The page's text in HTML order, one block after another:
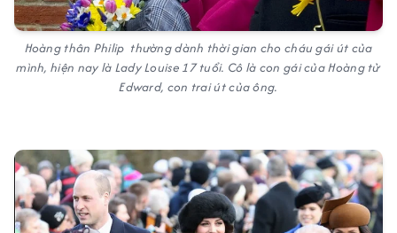
Hoàng thân Philip thường dành thời gian cho cháu gái út của
mình, hiện nay là Lady Louise 17 tuổi. Cô là con gái của Hoàng tử
Edward, con trai út của ông.